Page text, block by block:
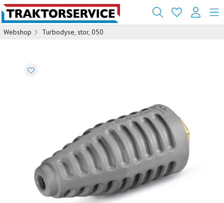
Webshop Turbodyse, stor, 050